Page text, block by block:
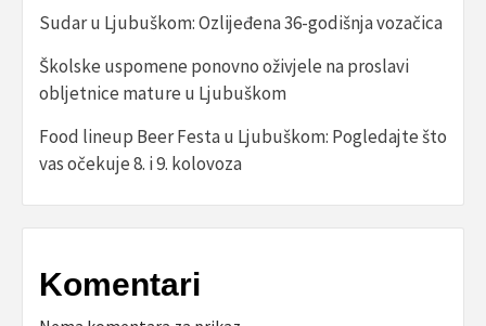
Sudar u Ljubuškom: Ozlijeđena 36-godišnja vozačica
Školske uspomene ponovno oživjele na proslavi
obljetnice mature u Ljubuškom
Food lineup Beer Festa u Ljubuškom: Pogledajte što
vas očekuje 8. i 9. kolovoza
Komentari